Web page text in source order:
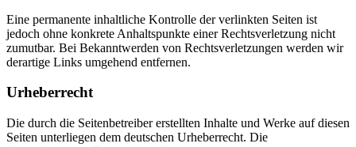
Eine permanente inhaltliche Kontrolle der verlinkten Seiten ist
jedoch ohne konkrete Anhaltspunkte einer Rechtsverletzung nicht
zumutbar. Bei Bekanntwerden von Rechtsverletzungen werden wir
derartige Links umgehend entfernen.
Urheberrecht
Die durch die Seitenbetreiber erstellten Inhalte und Werke auf diesen
Seiten unterliegen dem deutschen Urheberrecht. Die